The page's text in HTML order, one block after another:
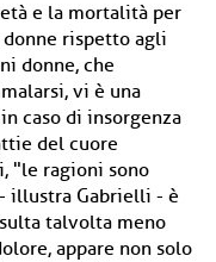
e la mortalità per
rispetto agli
donne, che
vi è una
caso di insorgenza
del cuore
"le ragioni sono
illustra Gabrielli - è
talvolta meno
appare non solo